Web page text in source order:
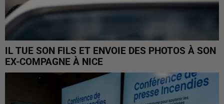
IL TUE SON FILS ET ENVOIE DES PHOTOS À SON
EX-COMPAGNE À NICE